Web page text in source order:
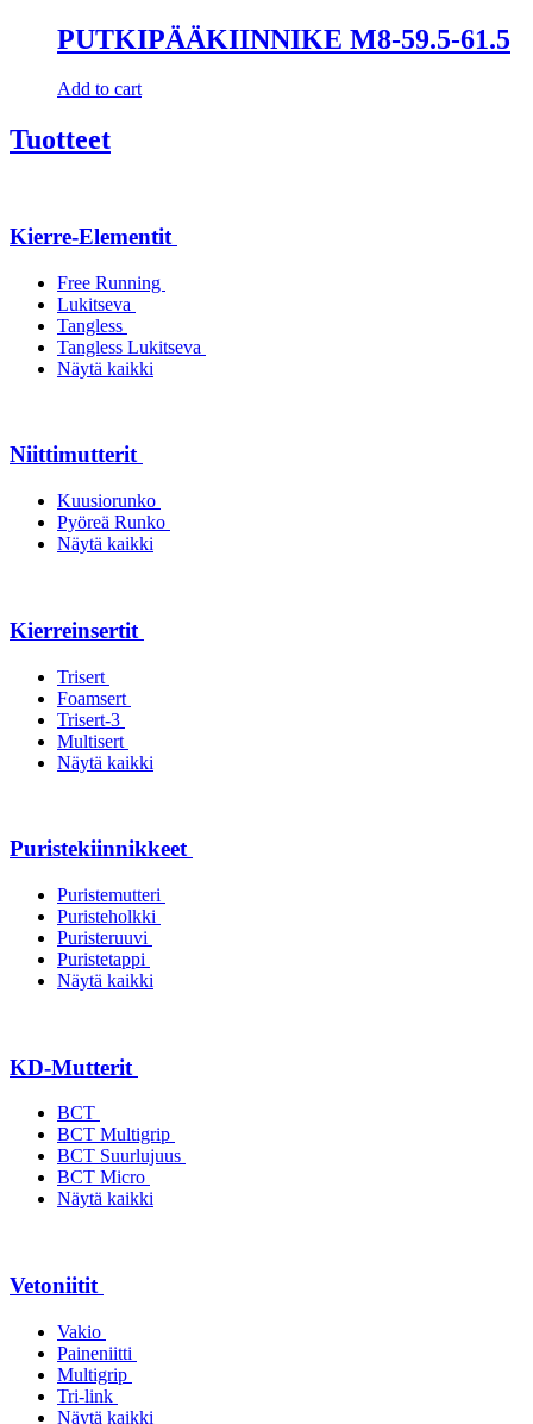
PUTKIPÄÄKIINNIKE M8-59.5-61.5
Add to cart
Tuotteet
Kierre-Elementit
Free Running
Lukitseva
Tangless
Tangless Lukitseva
Näytä kaikki
Niittimutterit
Kuusiorunko
Pyöreä Runko
Näytä kaikki
Kierreinsertit
Trisert
Foamsert
Trisert-3
Multisert
Näytä kaikki
Puristekiinnikkeet
Puristemutteri
Puristeholkki
Puristeruuvi
Puristetappi
Näytä kaikki
KD-Mutterit
BCT
BCT Multigrip
BCT Suurlujuus
BCT Micro
Näytä kaikki
Vetoniitit
Vakio
Paineniitti
Multigrip
Tri-link
Näytä kaikki